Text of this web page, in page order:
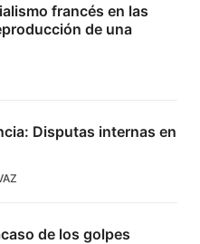
francés en las
de una
Disputas internas en
de los golpes